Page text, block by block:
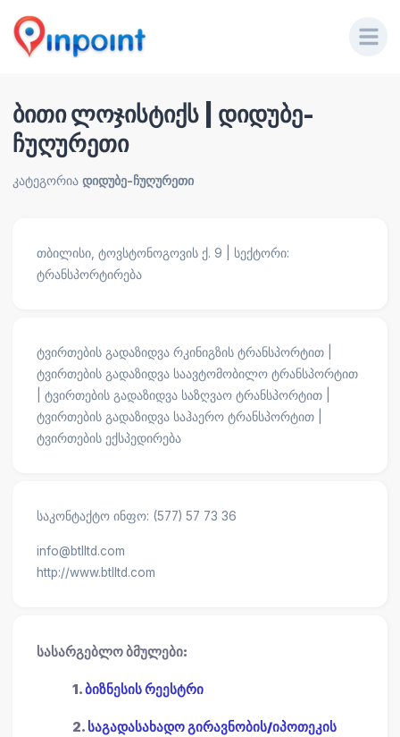
ბითი ლოჯისტიქს | დიდუბე-
ჩუღურეთი
კატეგორია დიდუბე-ჩუღურეთი
თბილისი, ტოვსტონოგოვის ქ. 9 | სექტორი:
ტრანსპორტირება
ტვირთების გადაზიდვა რკინიგზის ტრანსპორტით |
ტვირთების გადაზიდვა საავტომობილო ტრანსპორტით
| ტვირთების გადაზიდვა საზღვაო ტრანსპორტით |
ტვირთების გადაზიდვა საჰაერო ტრანსპორტით |
ტვირთების ექსპედირება
საკონტაქტო ინფო: (577) 57 73 36
info@btlltd.com
http://www.btlltd.com
სასარგებლო ბმულები:
1.ბიზნესის რეესტრი
2. საგადასახადო გირავნობის/იპოთეკის